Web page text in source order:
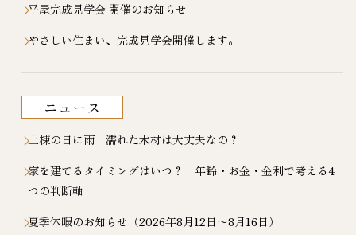
平屋完成見学会 開催のお知らせ
やさしい住まい、完成見学会開催します。
ニュース
上棟の日に雨 濡れた木材は大丈夫なの？
家を建てるタイミングはいつ？ 年齢・お金・金利で考える4
つの判断軸
夏季休暇のお知らせ（2026年8月12日〜8月16日）